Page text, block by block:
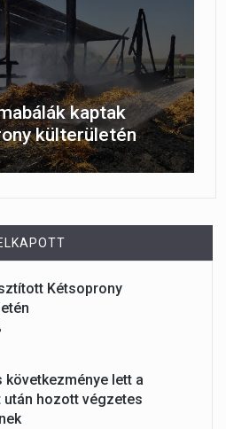
kaptak
külterületén
Kétsoprony
következménye lett a
után hozott végzetes